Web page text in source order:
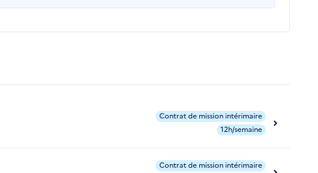
Contrat de mission intérimaire
12h/semaine
Contrat de mission intérimaire